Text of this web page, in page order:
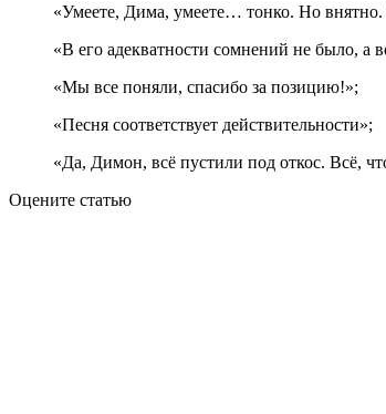
«Умеете, Дима, умеете… тонко. Но
«В его адекватности сомнений не было, а
«Мы все поняли, спасибо за позицию!»;
«Песня соответствует действительности»;
«Да, Димон, всё пустили под откос. Всё,
Оцените статью